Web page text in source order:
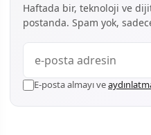
Haftada bir, teknoloji ve
postanda. Spam yok,
E-posta almayı ve